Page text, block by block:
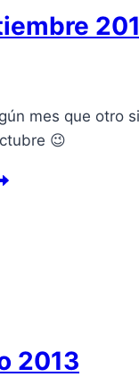
mes que otro
😉
2013